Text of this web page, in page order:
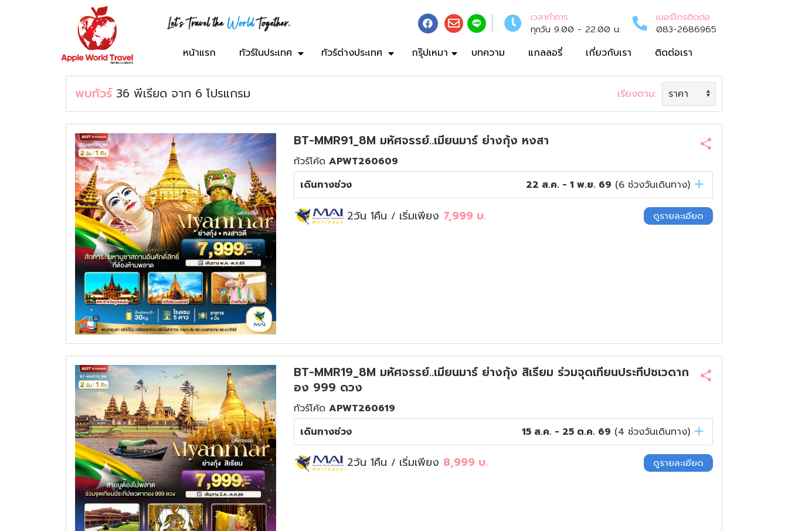
เวลาทำการ
ทุกวัน 9.00 - 22.00 น.
เบอร์โทรติดต่อ
083-2686965
หน้าแรก ทัวร์ในประเทศ ทัวร์ต่างประเทศ กรุ๊ปเหมา บทความ แกลลอรี่ เกี่ยวกับเรา ติดต่อเรา
พบทัวร์ 36 พีเรียด จาก 6 โปรแกรม เรียงตาม:
BT-MMR91_8M มหัศจรรย์..เมียนมาร์ ย่างกุ้ง หงสา
ทัวร์โค้ด APWT260609
เดินทางช่วง
22 ส.ค. - 1 พ.ย. 69 (6ช่วงวันเดินทาง)
2วัน 1คืน / เริ่มเพียง 7,999 บ. ดูรายละเอียด
BT-MMR19_8M มหัศจรรย์..เมียนมาร์ ย่างกุ้ง สิเรียม ร่วมจุดเทียนประทีปชเวดาก
อง 999 ดวง
ทัวร์โค้ด APWT260619
เดินทางช่วง
15 ส.ค. - 25 ต.ค. 69 (4 ช่วงวันเดินทาง)
2วัน 1คืน / เริ่มเพียง 8,999 บ. ดูรายละเอียด
ทัวร์เกาหลี
ทัวร์สิงคโปร์
ทัวร์จอร์เจีย
ทัวร์มาเลเซีย
ทัวร์เยอรมัน
ทัวร์เนเธอร์แลนด์
ทัวร์เดนมาร์ก
ทัวร์สวิตเซอร์แลนด์
ทัวร์ฟินแลนด์
ทัวร์ไอซ์แลนด์
ทัวร์ออสเตรีย
ทัวร์ฮังการี
ทัวร์สหรัฐอเมริกา
ทัวร์อังกฤษ
กรุ๊ปทัวร์องค์กร